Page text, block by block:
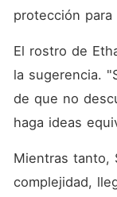
protección
El rostro de
la sugerencia.
de que no
haga ideas
Mientras tanto,
complejidad,